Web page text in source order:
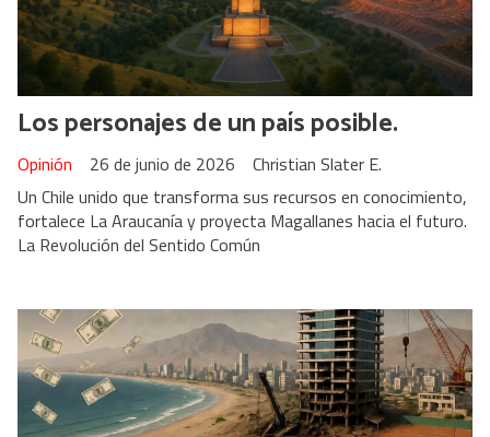
Los personajes de un país posible.
Christian Slater E.
Opinión
26 de junio de 2026
Un Chile unido que transforma sus recursos en conocimiento,
fortalece La Araucanía y proyecta Magallanes hacia el futuro.
La Revolución del Sentido Común